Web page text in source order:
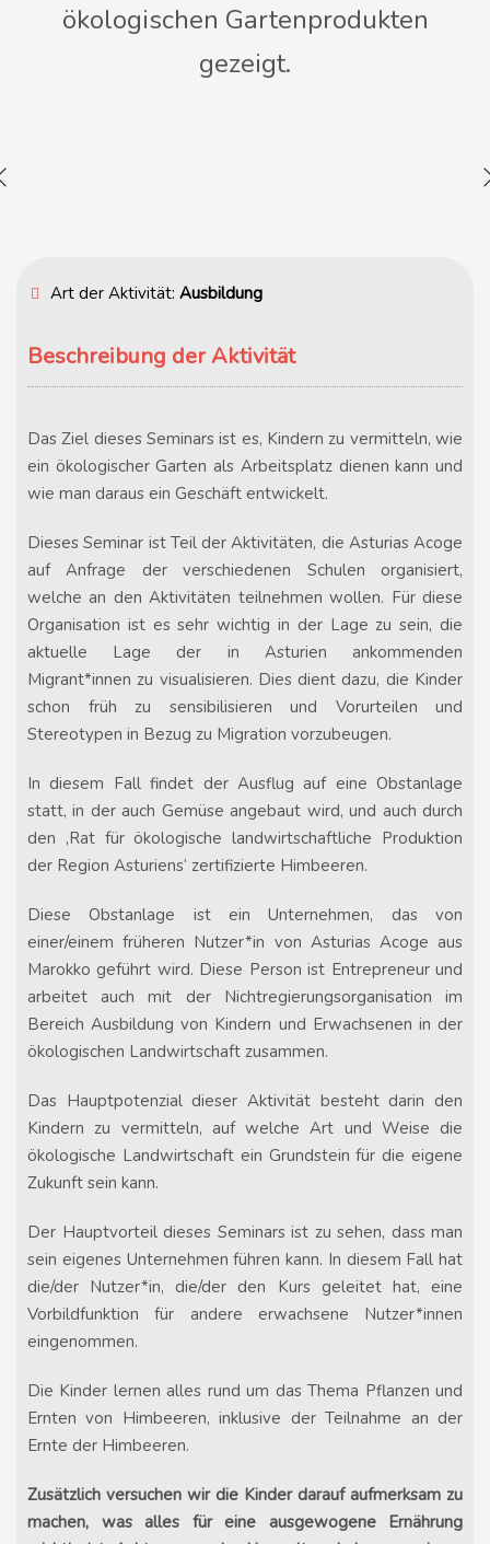
ökologischen Gartenprodukten
gezeigt.
Art der Aktivität: Ausbildung
Beschreibung der Aktivität
Das Ziel dieses Seminars ist es, Kindern zu vermitteln, wie
ein ökologischer Garten als Arbeitsplatz dienen kann und
wie man daraus ein Geschäft entwickelt.
Dieses Seminar ist Teil der Aktivitäten, die Asturias Acoge
auf Anfrage der verschiedenen Schulen organisiert,
welche an den Aktivitäten teilnehmen wollen. Für diese
Organisation ist es sehr wichtig in der Lage zu sein, die
aktuelle Lage der in Asturien ankommenden
Migrant*innen zu visualisieren. Dies dient dazu, die Kinder
schon früh zu sensibilisieren und Vorurteilen und
Stereotypen in Bezug zu Migration vorzubeugen.
In diesem Fall findet der Ausflug auf eine Obstanlage
statt, in der auch Gemüse angebaut wird, und auch durch
den ‚Rat für ökologische landwirtschaftliche Produktion
der Region Asturiens‘ zertifizierte Himbeeren.
Diese Obstanlage ist ein Unternehmen, das von
einer/einem früheren Nutzer*in von Asturias Acoge aus
Marokko geführt wird. Diese Person ist Entrepreneur und
arbeitet auch mit der Nichtregierungsorganisation im
Bereich Ausbildung von Kindern und Erwachsenen in der
ökologischen Landwirtschaft zusammen.
Das Hauptpotenzial dieser Aktivität besteht darin den
Kindern zu vermitteln, auf welche Art und Weise die
ökologische Landwirtschaft ein Grundstein für die eigene
Zukunft sein kann.
Der Hauptvorteil dieses Seminars ist zu sehen, dass man
sein eigenes Unternehmen führen kann. In diesem Fall hat
die/der Nutzer*in, die/der den Kurs geleitet hat, eine
Vorbildfunktion für andere erwachsene Nutzer*innen
eingenommen.
Die Kinder lernen alles rund um das Thema Pflanzen und
Ernten von Himbeeren, inklusive der Teilnahme an der
Ernte der Himbeeren.
Zusätzlich versuchen wir die Kinder darauf aufmerksam zu
machen, was alles für eine ausgewogene Ernährung